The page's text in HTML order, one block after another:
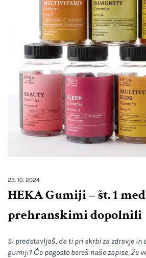
23. 10. 2024
HEKA Gumiji – št. 1 med
prehranskimi dopolnili
Si predstavljaš, da ti pri skrbi za zdravje in
gumiji? Če pogosto bereš naše zapise, že